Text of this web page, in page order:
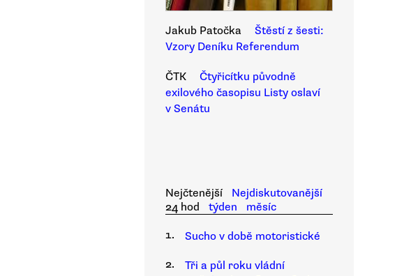
Jakub Patočka
Štěstí z šesti:
Vzory Deníku Referendum
ČTK
Čtyřicítku původně
exilového časopisu Listy oslaví
v Senátu
Nejčtenější
Nejdiskutovanější
24 hod
týden
měsíc
1.
Sucho v době motoristické
2.
Tři a půl roku vládní